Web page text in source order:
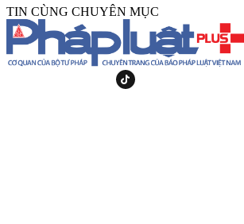
TIN CÙNG CHUYÊN MỤC